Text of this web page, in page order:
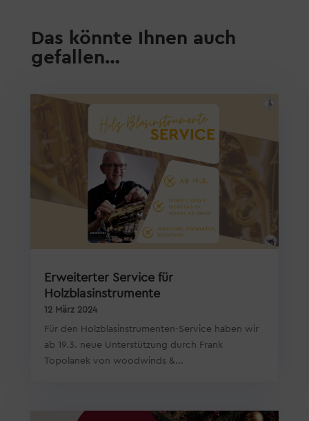
Das könnte Ihnen auch
gefallen…
Erweiterter Service für
Holzblasinstrumente
12 März 2024
Für den Holzblasinstrumenten-Service haben wir
ab 19.3. neue Unterstützung durch Frank
Topolanek von woodwinds &...